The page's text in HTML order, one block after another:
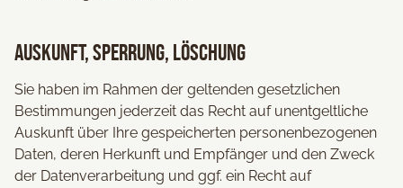
Auskunft, Sperrung, Löschung
Sie haben im Rahmen der geltenden gesetzlichen
Bestimmungen jederzeit das Recht auf unentgeltliche
Auskunft über Ihre gespeicherten personenbezogenen
Daten, deren Herkunft und Empfänger und den Zweck
der Datenverarbeitung und ggf. ein Recht auf